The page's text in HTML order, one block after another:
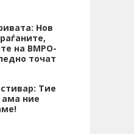
Нов
на ВМРО-
точат
Тие
ама ние